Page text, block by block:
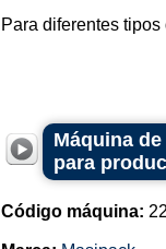
Para diferentes
Máquina
para
Código máquina: